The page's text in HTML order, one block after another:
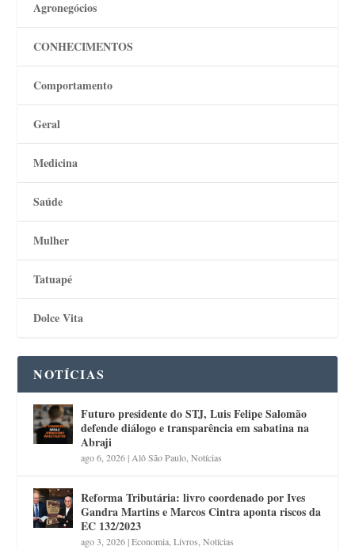
Agronegócios
CONHECIMENTOS
Comportamento
Geral
Medicina
Saúde
Mulher
Tatuapé
Dolce Vita
NOTÍCIAS
Futuro presidente do STJ, Luis Felipe Salomão
defende diálogo e transparência em sabatina na
Abraji
ago 6, 2026| Alô São Paulo ,Notícias
Reforma Tributária: livro coordenado por Ives
Gandra Martins e Marcos Cintra aponta riscos da
EC 132/2023
ago 3, 2026|Economia ,Livros ,Notícias